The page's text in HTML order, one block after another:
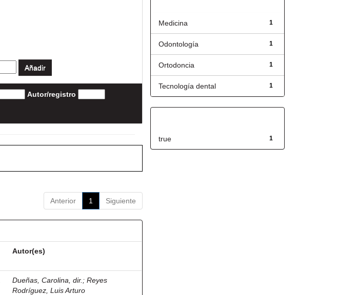
Autor/registro
Anterior 1 Siguiente
Autor(es)
Dueñas, Carolina, dir. ;Reyes
Rodríguez, Luis Arturo
1
Medicina
1
Odontología
1
Ortodoncia
1
Tecnología dental
1
true